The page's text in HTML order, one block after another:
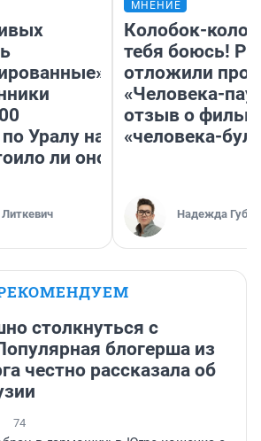
Уралу на
ли оно
МНЕНИЕ
Колобок-
тебя боюсь!
отложили
«Человека-
отзыв о
«человека-
Надежда
столкнуться с
блогерша из
честно рассказала об
74